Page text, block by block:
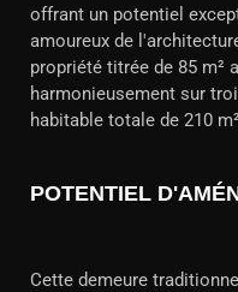
offrant un potentiel
amoureux de
propriété titrée de 85 m²
harmonieusement sur
habitable totale de 210
POTENTIEL
Cette demeure